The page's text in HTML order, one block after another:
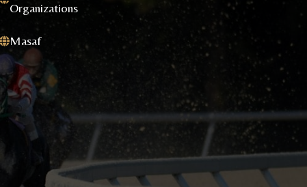
Organizations
Masaf